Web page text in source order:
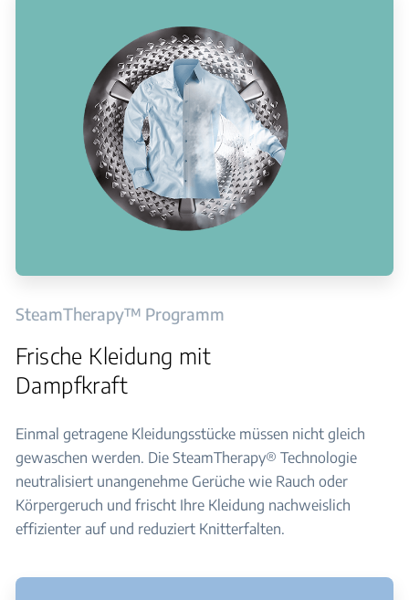
SteamTherapy™ Programm
Frische Kleidung mit
Dampfkraft
Einmal getragene Kleidungsstücke müssen nicht gleich
gewaschen werden. Die SteamTherapy® Technologie
neutralisiert unangenehme Gerüche wie Rauch oder
Körpergeruch und frischt Ihre Kleidung nachweislich
effizienter auf und reduziert Knitterfalten.